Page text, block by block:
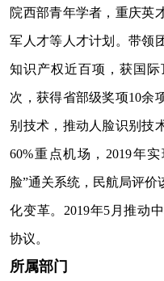
院西部青年学者，重庆英
军人才等人才计划。带领
知识产权近百项，获国
次，获得省部级奖项10余
别技术，推动人脸识别技
60%重点机场，2019年
脸”通关系统，民航局评
化变革。2019年5月推动
协议。
所属部门